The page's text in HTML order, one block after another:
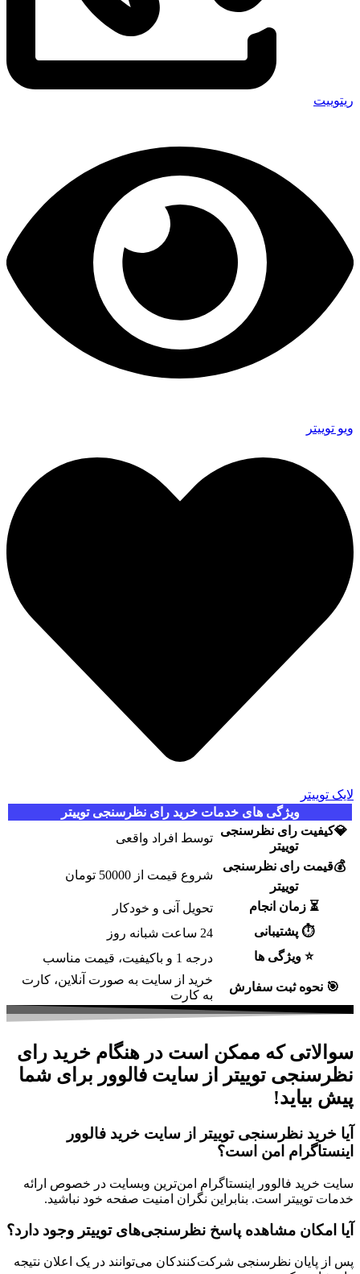
ریتوییت
ویو توییتر
لایک توییتر
ویژگی های خدمات خرید رای نظرسنجی توییتر
💎کیفیت رای نظرسنجی
توییتر
توسط افراد واقعی
💰قیمت رای نظرسنجی
توییتر
شروع قیمت از 50000 تومان
⏳ زمان انجام
تحویل آنی و خودکار
⏱ پشتیبانی
24 ساعت شبانه روز
⭐ ویژگی ها
درجه 1 و باکیفیت، قیمت مناسب
🎯 نحوه ثبت سفارش
خرید از سایت به صورت آنلاین، کارت
به کارت
سوالاتی که ممکن است در هنگام خرید رای
نظرسنجی توییتر از سایت فالوور برای شما
پیش بیاید!
آیا خرید نظرسنجی توییتر از سایت خرید فالوور
اینستاگرام امن است؟
سایت خرید فالوور اینستاگرام امن‌ترین وبسایت در خصوص ارائه
خدمات توییتر است. بنابراین نگران امنیت صفحه خود نباشید.
آیا امکان مشاهده پاسخ نظرسنجی‌های توییتر وجود دارد؟
پس از پایان نظرسنجی شرکت‌کنندکان می‌توانند در یک اعلان نتیجه